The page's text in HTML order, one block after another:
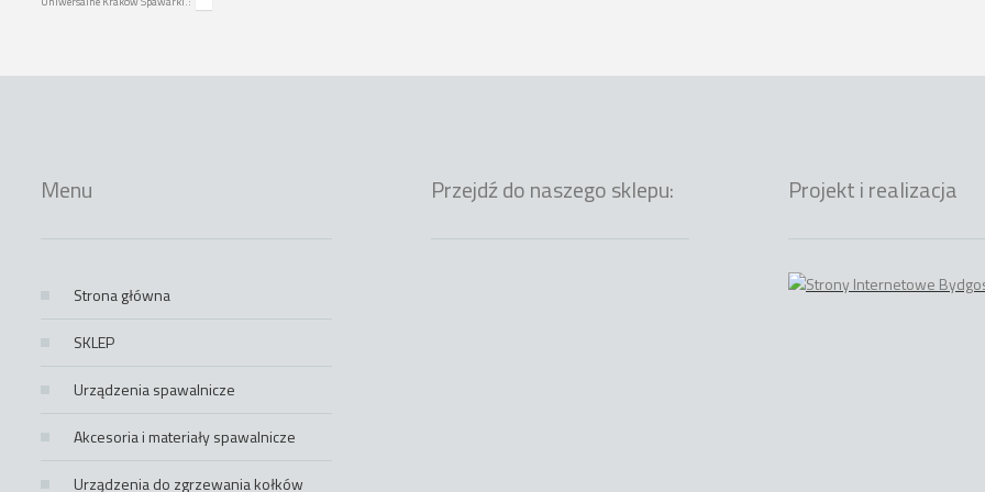
Menu
Strona główna
SKLEP
Urządzenia spawalnicze
Akcesoria i materiały spawalnicze
Urządzenia do zgrzewania kołków
Przejdź do naszego sklepu: Projekt i realizacja